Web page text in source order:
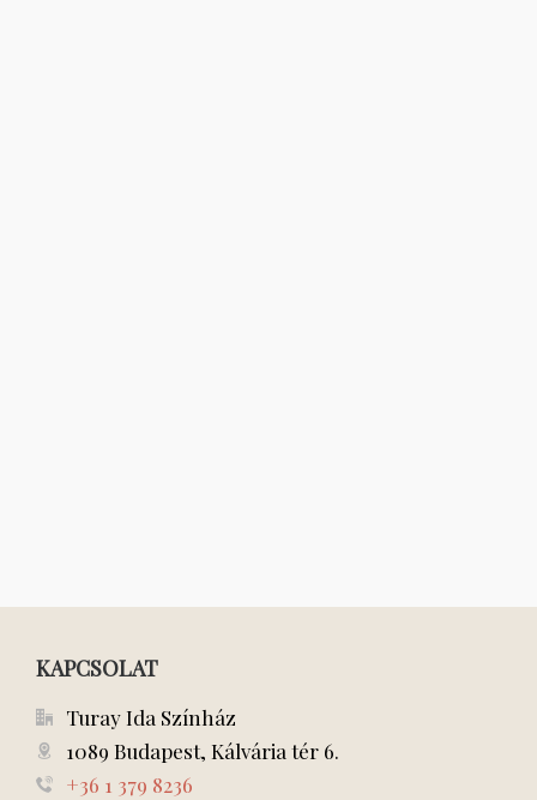
KAPCSOLAT
Turay Ida Színház
1089 Budapest, Kálvária tér 6.
+36 1 379 8236